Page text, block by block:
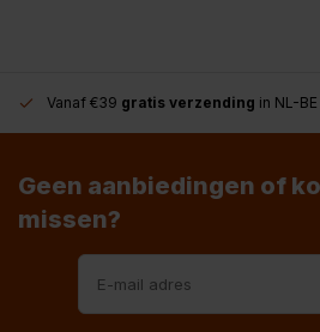
Vanaf €39 gratis verzending in NL-BE
Geen aanbiedingen of
missen?